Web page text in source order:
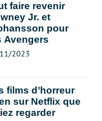
faire revenir
Jr. et
pour
Avengers
2023
films d’horreur
sur Netflix que
regarder